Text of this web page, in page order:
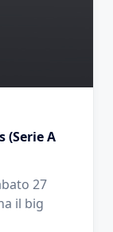
(Serie A
27
il big